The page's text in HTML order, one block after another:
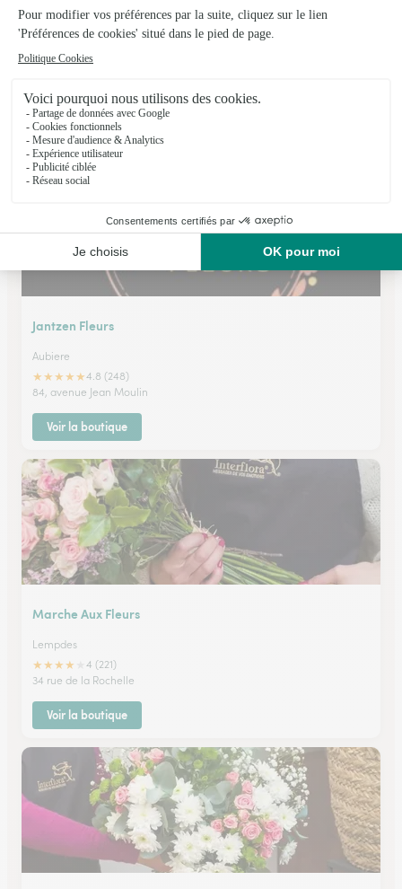
Marche Aux Fleurs
Cournon D Auvergne
42 avenue d'Aubière
Voir la boutique
Jantzen Fleurs
Aubiere
★★★★★4.8 (248)
84, avenue Jean Moulin
Voir la boutique
Marche Aux Fleurs
Lempdes
★★★★
4 (221)
34 rue de la Rochelle
Voir la boutique